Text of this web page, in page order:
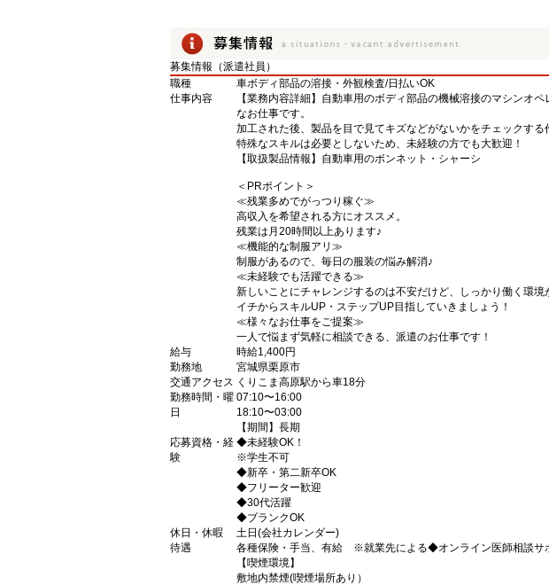
募集情報（派遣社員）
職種
車ボディ部品の溶接・外観検査/日払いOK
仕事内容
【業務内容詳細】自動車用のボディ部品の機械溶接のマシンオ
なお仕事です。
加工された後、製品を目で見てキズなどがないかをチェックする
特殊なスキルは必要としないため、未経験の方でも大歓迎！
【取扱製品情報】自動車用のボンネット・シャーシ
＜PRポイント＞
≪残業多めでがっつり稼ぐ≫
高収入を希望される方にオススメ。
残業は月20時間以上あります♪
≪機能的な制服アリ≫
制服があるので、毎日の服装の悩み解消♪
≪未経験でも活躍できる≫
新しいことにチャレンジするのは不安だけど、しっかり働く環境
イチからスキルUP・ステップUP目指していきましょう！
≪様々なお仕事をご提案≫
一人で悩まず気軽に相談できる、派遣のお仕事です！
給与
時給1,400円
勤務地
宮城県栗原市
交通アクセス くりこま高原駅から車18分
勤務時間・曜
日
07:10〜16:00
18:10〜03:00
【期間】長期
応募資格・経
験
◆未経験OK！
※学生不可
◆新卒・第二新卒OK
◆フリーター歓迎
◆30代活躍
◆ブランクOK
休日・休暇
土日(会社カレンダー)
待遇
各種保険・手当、有給 ※就業先による◆オンライン医師相談サ
【喫煙環境】
敷地内禁煙(喫煙場所あり）